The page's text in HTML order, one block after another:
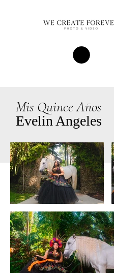
Mis Quince Años
Evelin Angeles